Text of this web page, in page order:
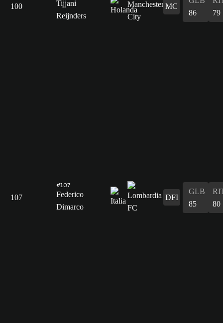
100
Tijjani
Reijnders
MC
86
79
107
#107
Federico
Dimarco
DFI
GLB
85
80